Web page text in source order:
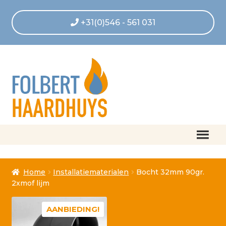
+31(0)546 - 561 031
Afrekenen
Algemene voorwaarden
Betaling geannuleerd
Home Installatiematerialen
Bocht 32mm 90gr.
2xmof lijm
AANBIEDING!